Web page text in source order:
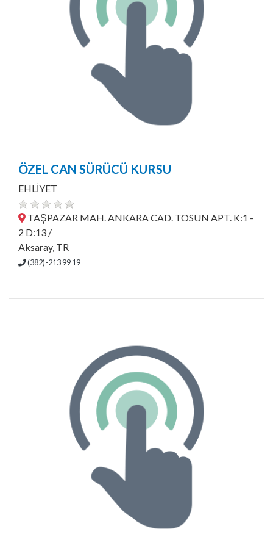
ÖZEL CAN SÜRÜCÜ KURSU
EHLİYET
TAŞPAZAR MAH. ANKARA CAD. TOSUN APT. K:1 -
2 D:13 /
Aksaray, TR
(382)-213 99 19